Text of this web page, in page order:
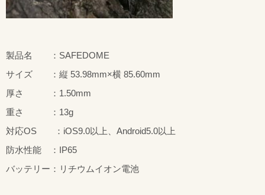
製品名 ：SAFEDOME
サイズ ：縦 53.98mm×横 85.60mm
厚さ ：1.50mm
重さ ：13g
対応OS ：iOS9.0以上、Android5.0以上
防水性能 ：IP65
バッテリー：リチウムイオン電池